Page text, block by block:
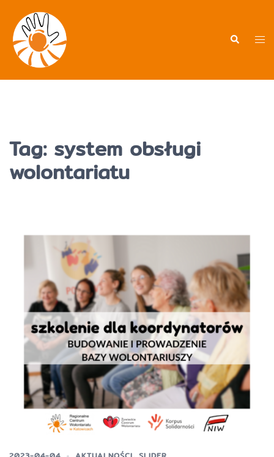
treści
Tag: system obsługi
wolontariatu